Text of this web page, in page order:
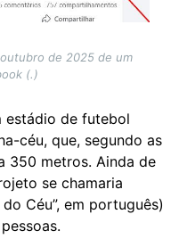
de 2025 de um
(.)
estádio de futebol
céu, que, segundo as
350 metros. Ainda de
se chamaria
Céu”, em português)